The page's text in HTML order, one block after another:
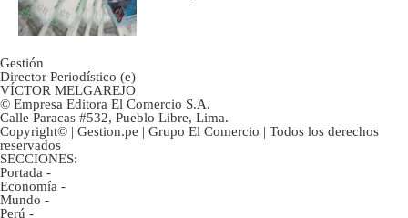
Gestión
Director Periodístico (e)
VÍCTOR MELGAREJO
© Empresa Editora El Comercio S.A.
Calle Paracas #532, Pueblo Libre, Lima.
Copyright© | Gestion.pe | Grupo El Comercio | Todos los derechos
reservados
SECCIONES:
Portada -
Economía -
Mundo -
Perú -